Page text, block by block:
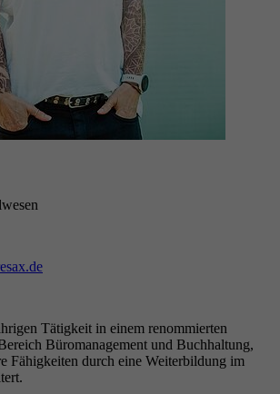
Tätigkeit in einem renommierten
Büromanagement und Buchhaltung,
Fähigkeiten durch eine Weiterbildung im